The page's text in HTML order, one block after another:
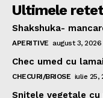
Ultimele
Shakshuka-
APERITIVE august 3, 2026
Chec umed cu
CHECURI/BRIOSE iulie 25,
Snitele vegetale cu